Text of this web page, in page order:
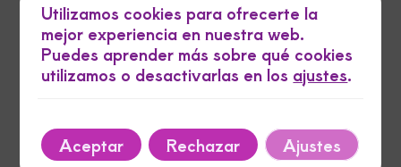
Autor Tags junio 12, 2025
2 min de lectura
Utilizamos cookies para ofrecerte la
mejor experiencia en nuestra web.
Puedes aprender más sobre qué cookies
utilizamos o desactivarlas en los ajustes.
Aceptar Rechazar Ajustes